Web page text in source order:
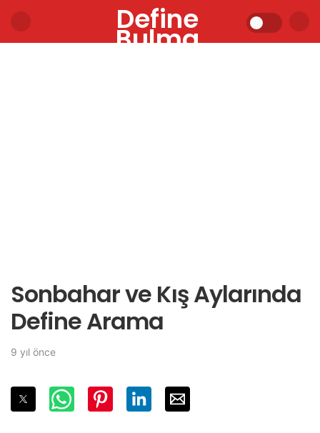
Define
Bulma
Sonbahar ve Kış Aylarında
Define Arama
9 yıl önce